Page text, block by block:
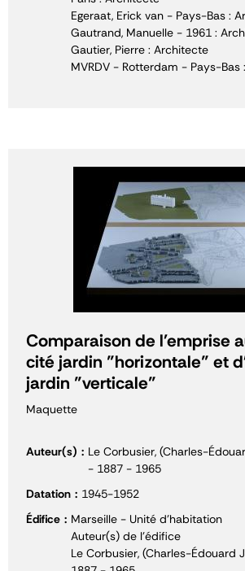
Egeraat, Erick van - Pays-Bas :
Gautrand, Manuelle - 1961 :
Gautier, Pierre : Architecte
MVRDV - Rotterdam - Pays-Bas
Comparaison de l'emprise
cité jardin "horizontale" et
jardin "verticale"
Maquette
Auteur(s)
Le Corbusier, (Charles-
- 1887 - 1965
Datation
1945-1952
Édifice
Marseille - Unité d'habitation
Auteur(s) de l'édifice
Le Corbusier, (Charles-Édouard